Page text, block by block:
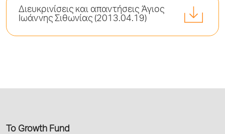
Διευκρινίσεις και απαντήσεις Άγιος
Ιωάννης Σιθωνίας (2013.04.19)
Το Growth Fund